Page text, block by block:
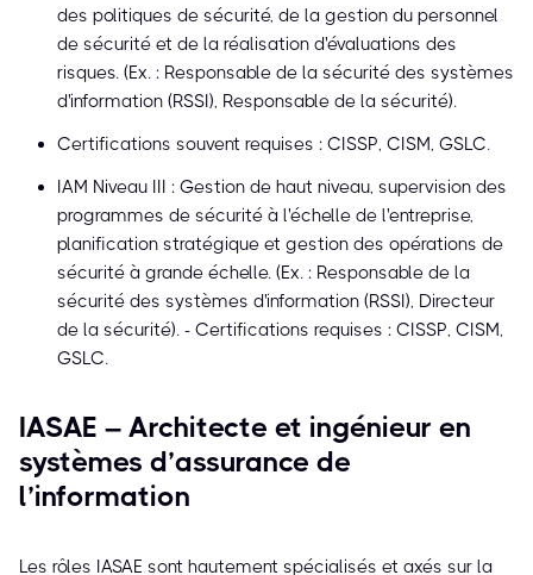
des politiques de sécurité, de la gestion du personnel
de sécurité et de la réalisation d'évaluations des
risques. (Ex. : Responsable de la sécurité des systèmes
d'information (RSSI), Responsable de la sécurité).
Certifications souvent requises : CISSP, CISM, GSLC.
IAM Niveau III : Gestion de haut niveau, supervision des
programmes de sécurité à l'échelle de l'entreprise,
planification stratégique et gestion des opérations de
sécurité à grande échelle. (Ex. : Responsable de la
sécurité des systèmes d'information (RSSI), Directeur
de la sécurité). - Certifications requises : CISSP, CISM,
GSLC.
IASAE – Architecte et ingénieur en
systèmes d’assurance de
l’information
Les rôles IASAE sont hautement spécialisés et axés sur la